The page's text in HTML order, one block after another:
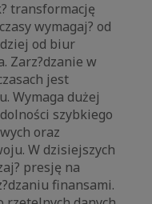
transformację
wymagaj? od
od biur
Zarz?dzanie w
jest
Wymaga dużej
szybkiego
oraz
W dzisiejszych
presję na
finansami.